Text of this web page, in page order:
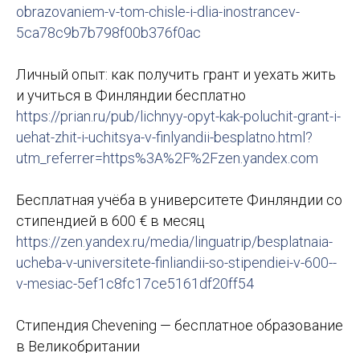
obrazovaniem-v-tom-chisle-i-dlia-inostrancev-
5ca78c9b7b798f00b376f0ac
Личный опыт: как получить грант и уехать жить
и учиться в Финляндии бесплатно
https://prian.ru/pub/lichnyy-opyt-kak-poluchit-grant-i-
uehat-zhit-i-uchitsya-v-finlyandii-besplatno.html?
utm_referrer=https%3A%2F%2Fzen.yandex.com
Бесплатная учёба в университете Финляндии со
стипендией в 600 € в месяц
https://zen.yandex.ru/media/linguatrip/besplatnaia-
ucheba-v-universitete-finliandii-so-stipendiei-v-600--
v-mesiac-5ef1c8fc17ce5161df20ff54
Стипендия Chevening — бесплатное образование
в Великобритании